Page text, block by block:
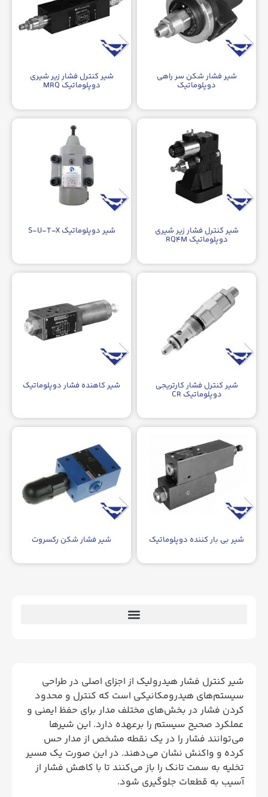
شیر فشار شکن سر راهی
دوپلوماتیک
شیر کنترل فشار زیر شیری
دوپلوماتیک MRQ
شیر کنترل فشار زیر شیری
دوپلوماتیک RQ۴M
شیر دوپلوماتیک S-U-T-X
شیر کنترل فشار کارتریجی
دوپلوماتیک CR
شیر کاهنده فشار دوپلوماتیک
شیر بی بار کننده دوپلوماتیک شیر فشار شکن رکسروت
شیر کنترل فشار هیدرولیک از اجزای اصلی در طراحی
سیستم‌های هیدرومکانیکی است که کنترل و محدود
کردن فشار در بخش‌های مختلف مدار برای حفظ ایمنی و
عملکرد صحیح سیستم را برعهده دارد. این شیرها
می‌توانند فشار را در یک نقطه مشخص از مدار حس
کرده و واکنش نشان می‌دهند. در این صورت یک مسیر
تخلیه به سمت تانک را باز می‌کنند تا با کاهش فشار از
آسیب به قطعات جلوگیری شود.